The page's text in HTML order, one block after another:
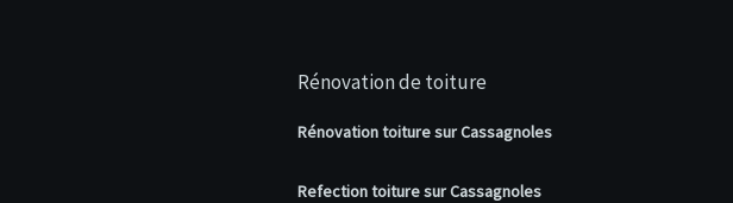
Rénovation de toiture
Rénovation toiture sur Cassagnoles
Refection toiture sur Cassagnoles